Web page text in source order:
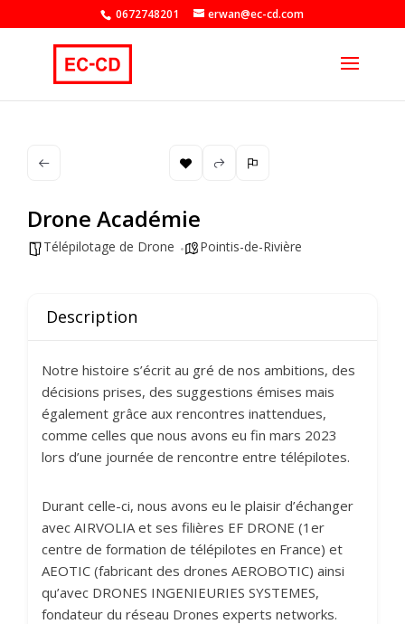
0672748201 erwan@ec-cd.com
Drone Académie
Télépilotage de Drone Pointis-de-Rivière
Description
Notre histoire s’écrit au gré de nos ambitions, des
décisions prises, des suggestions émises mais
également grâce aux rencontres inattendues,
comme celles que nous avons eu fin mars 2023
lors d’une journée de rencontre entre télépilotes.
Durant celle-ci, nous avons eu le plaisir d’échanger
avec AIRVOLIA et ses filières EF DRONE (1er
centre de formation de télépilotes en France) et
AEOTIC (fabricant des drones AEROBOTIC) ainsi
qu’avec DRONES INGENIEURIES SYSTEMES,
fondateur du réseau Drones experts networks.